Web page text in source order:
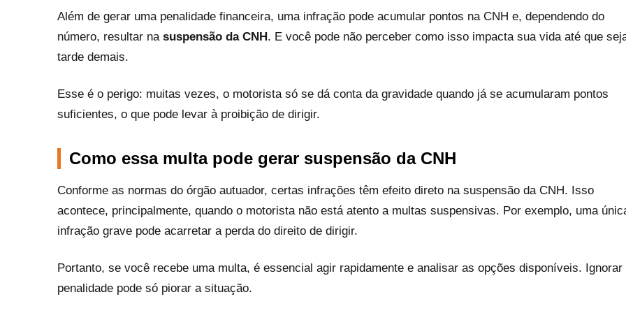
Além de gerar uma penalidade financeira, uma infração pode acumular pontos na CNH e, dependendo do
número, resultar na suspensão da CNH. E você pode não perceber como isso impacta sua vida até que
tarde demais.
Esse é o perigo: muitas vezes, o motorista só se dá conta da gravidade quando já se acumularam pontos
suficientes, o que pode levar à proibição de dirigir.
Como essa multa pode gerar suspensão da CNH
Conforme as normas do órgão autuador, certas infrações têm efeito direto na suspensão da CNH. Isso
acontece, principalmente, quando o motorista não está atento a multas suspensivas. Por exemplo, uma
infração grave pode acarretar a perda do direito de dirigir.
Portanto, se você recebe uma multa, é essencial agir rapidamente e analisar as opções disponíveis. Ignorar
penalidade pode só piorar a situação.